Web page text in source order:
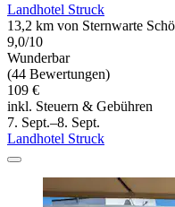
Landhotel Struck
13,2 km von Sternwarte
9,0/10
Wunderbar
(44 Bewertungen)
109 €
inkl. Steuern & Gebühren
7. Sept.–8. Sept.
Landhotel Struck